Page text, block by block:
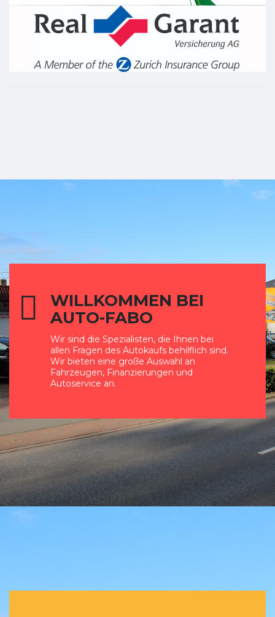
WILLKOMMEN BEI
AUTO-FABO
Wir sind die Spezialisten, die Ihnen bei
allen Fragen des Autokaufs behilflich sind.
Wir bieten eine große Auswahl an
Fahrzeugen, Finanzierungen und
Autoservice an.